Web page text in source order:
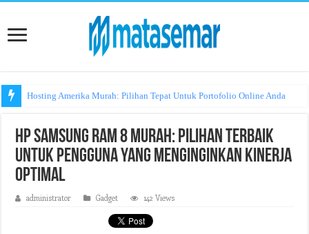
Hosting Amerika Murah: Pilihan Tepat Untuk Portofolio Online Anda
HP Samsung RAM 8 Murah: Pilihan Terbaik
untuk Pengguna yang Menginginkan Kinerja
Optimal
administrator Gadget 142 Views